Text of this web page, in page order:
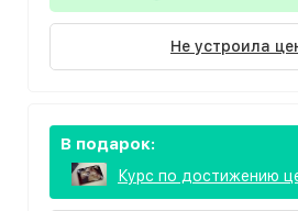
Не устроила
В подарок:
Курс по достижению